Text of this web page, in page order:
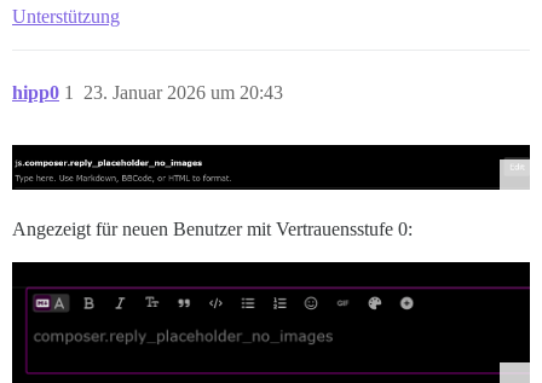
Unterstützung
hipp0 23. Januar 2026 um 20:43
1
Angezeigt für neuen Benutzer mit Vertrauensstufe 0: